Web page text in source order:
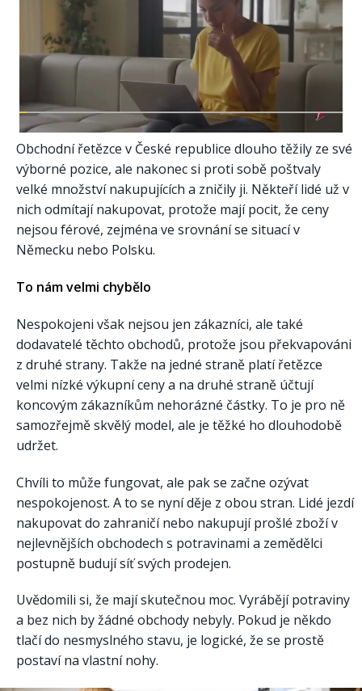
Obchodní řetězce v České republice dlouho těžily ze své
výborné pozice, ale nakonec si proti sobě poštvaly
velké množství nakupujících a zničily ji. Někteří lidé už v
nich odmítají nakupovat, protože mají pocit, že ceny
nejsou férové, zejména ve srovnání se situací v
Německu nebo Polsku.
To nám velmi chybělo
Nespokojeni však nejsou jen zákazníci, ale také
dodavatelé těchto obchodů, protože jsou překvapováni
z druhé strany. Takže na jedné straně platí řetězce
velmi nízké výkupní ceny a na druhé straně účtují
koncovým zákazníkům nehorázné částky. To je pro ně
samozřejmě skvělý model, ale je těžké ho dlouhodobě
udržet.
Chvíli to může fungovat, ale pak se začne ozývat
nespokojenost. A to se nyní děje z obou stran. Lidé jezdí
nakupovat do zahraničí nebo nakupují prošlé zboží v
nejlevnějších obchodech s potravinami a zemědělci
postupně budují síť svých prodejen.
Uvědomili si, že mají skutečnou moc. Vyrábějí potraviny
a bez nich by žádné obchody nebyly. Pokud je někdo
tlačí do nesmyslného stavu, je logické, že se prostě
postaví na vlastní nohy.